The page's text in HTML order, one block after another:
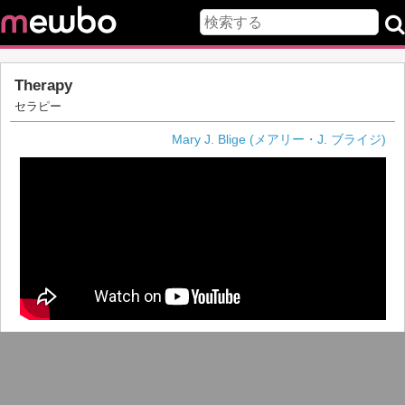
Therapy
セラピー
Mary J. Blige (メアリー・J. ブライジ)